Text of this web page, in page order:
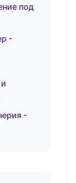
под
-
-